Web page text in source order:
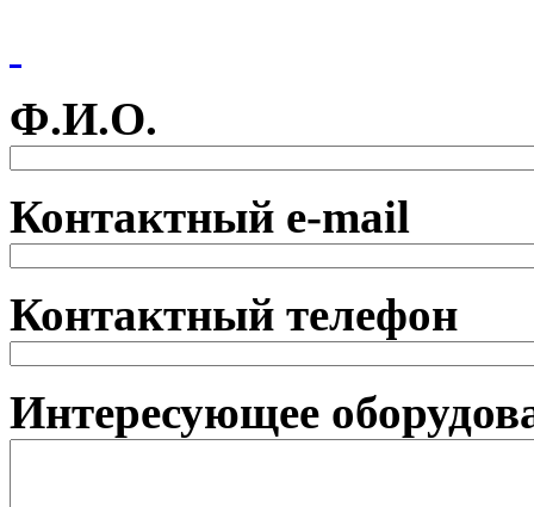
Ф.И.О.
Контактный e-mail
Контактный телефон
Интересующее